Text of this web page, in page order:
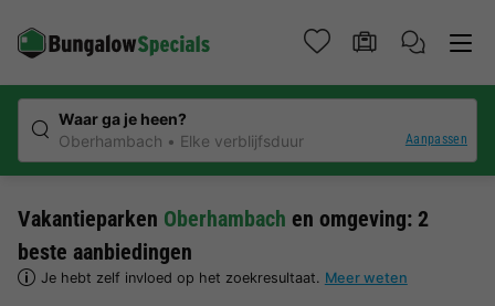
Waar ga je heen?
Oberhambach
Elke verblijfsduur Aanpassen
Vakantieparken Oberhambach en omgeving: 2
beste aanbiedingen
Je hebt zelf invloed op het zoekresultaat. Meer weten